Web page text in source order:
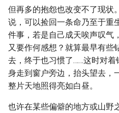
但再多的抱怨也改变不了现状
说，可以捡回一条命乃至于重
件事，若是自己成天唉声叹气
又要作何感想？就算最早有些
去，终于也习惯了……这时对
身走到窗户旁边，抬头望去，
整片天地照得亮如白昼。
也许在某些偏僻的地方或山野